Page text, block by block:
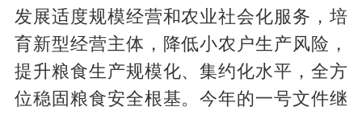
发展适度规模经营和农业社会化服务，培
育新型经营主体，降低小农户生产风险，
提升粮食生产规模化、集约化水平，全方
位稳固粮食安全根基。今年的一号文件继